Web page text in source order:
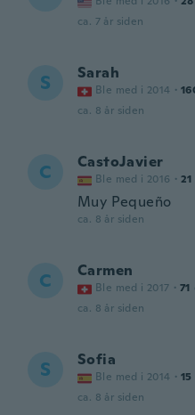
ca. 7 år siden
S Sarah
Ble med i 2014 ·
ca. 8 år siden
C CastoJavier
Ble med i 2016 · 21
Muy Pequeño
ca. 8 år siden
C Carmen
Ble med i 2017 · 71
ca. 8 år siden
S Sofia
Ble med i 2014 · 15
ca. 8 år siden